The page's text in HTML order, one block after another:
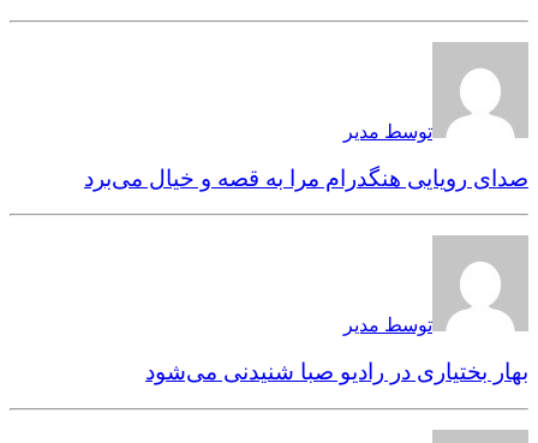
توسط مدیر
صدای رویایی هنگدرام مرا به قصه و خیال می‌برد
توسط مدیر
بهار بختیاری در رادیو صبا شنیدنی می‌شود